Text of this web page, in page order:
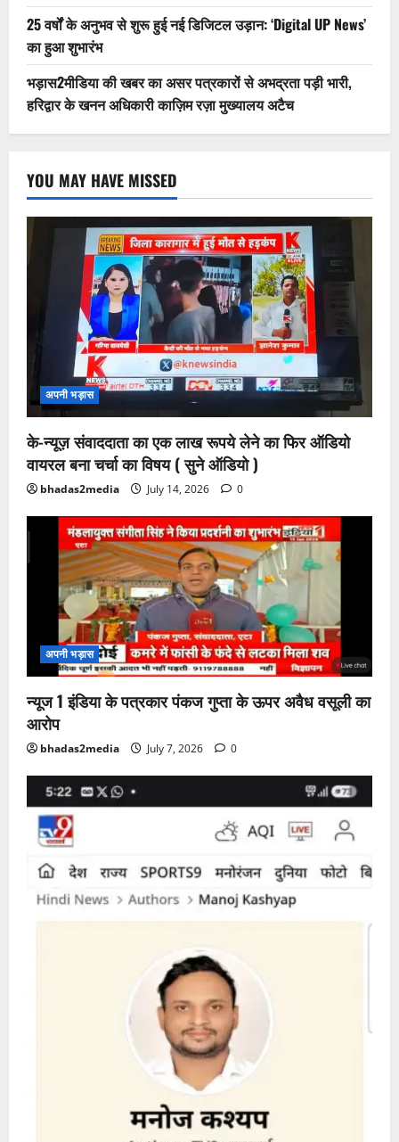
25 वर्षों के अनुभव से शुरू हुई नई डिजिटल उड़ान: ‘Digital UP News’
का हुआ शुभारंभ
भड़ास2मीडिया की खबर का असर पत्रकारों से अभद्रता पड़ी भारी,
हरिद्वार के खनन अधिकारी काज़िम रज़ा मुख्यालय अटैच
YOU MAY HAVE MISSED
अपनी भड़ास
के-न्यूज़ संवाददाता का एक लाख रूपये लेने का फिर ऑडियो
वायरल बना चर्चा का विषय ( सुने ऑडियो )
bhadas2media July 14, 2026 0
अपनी भड़ास
न्यूज 1 इंडिया के पत्रकार पंकज गुप्ता के ऊपर अवैध वसूली का
आरोप
bhadas2media July 7, 2026 0